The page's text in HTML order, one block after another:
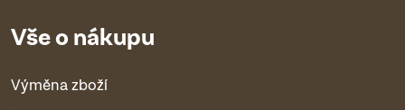
Vše o nákupu
Výměna zboží